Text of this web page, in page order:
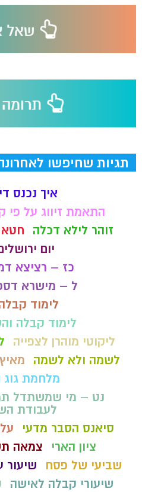
תגיות שחיפשו
איך נכנס
התאמת זיווג על פי
זוהר לילא דכלה
חטא
יום
כז – רציצא
ל – מישרא
לימוד
לימוד קבלה
ליקוטי מוהרן לצפייה
לשמה ולא לשמה
מלחמת גוג
נט – מי שמשתדל
לעבודת
סיאנס הסבר מדעי
ציון הארי
צמאה
שביעי של פסח
שיעור
שיעורי קבלה לאישה